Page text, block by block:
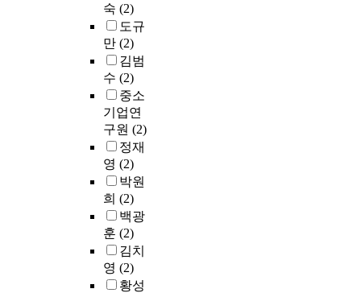
숙 (2)
도규
만 (2)
김범
수 (2)
중소
기업연
구원 (2)
정재
영 (2)
박원
희 (2)
백광
훈 (2)
김치
영 (2)
황성